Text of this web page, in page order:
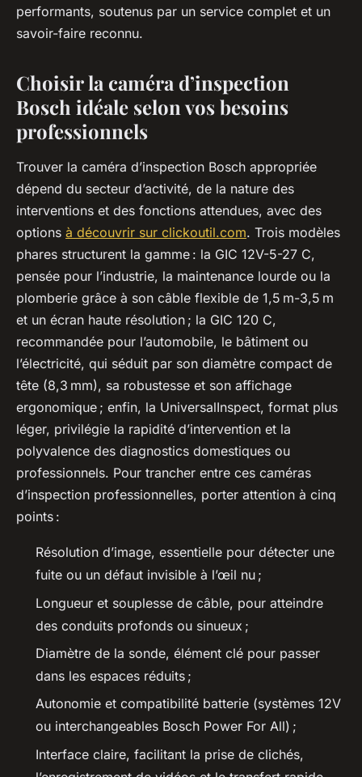
performants, soutenus par un service complet et un
savoir-faire reconnu.
Choisir la caméra d’inspection
Bosch idéale selon vos besoins
professionnels
Trouver la caméra d’inspection Bosch appropriée
dépend du secteur d’activité, de la nature des
interventions et des fonctions attendues, avec des
options à découvrir sur clickoutil.com. Trois modèles
phares structurent la gamme : la GIC 12V-5-27 C,
pensée pour l’industrie, la maintenance lourde ou la
plomberie grâce à son câble flexible de 1,5 m-3,5 m
et un écran haute résolution ; la GIC 120 C,
recommandée pour l’automobile, le bâtiment ou
l’électricité, qui séduit par son diamètre compact de
tête (8,3 mm), sa robustesse et son affichage
ergonomique ; enfin, la UniversalInspect, format plus
léger, privilégie la rapidité d’intervention et la
polyvalence des diagnostics domestiques ou
professionnels. Pour trancher entre ces caméras
d’inspection professionnelles, porter attention à cinq
points :
Résolution d’image, essentielle pour détecter une
fuite ou un défaut invisible à l’œil nu ;
Longueur et souplesse de câble, pour atteindre
des conduits profonds ou sinueux ;
Diamètre de la sonde, élément clé pour passer
dans les espaces réduits ;
Autonomie et compatibilité batterie (systèmes 12V
ou interchangeables Bosch Power For All) ;
Interface claire, facilitant la prise de clichés,